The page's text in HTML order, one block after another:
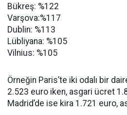
Bükreş: %122
Varşova:%117
Dublin: %113
Lübliyana: %105
Vilnius: %105
Örneğin Paris’te iki odalı bir
2.523 euro iken, asgari ücret
Madrid’de ise kira 1.721 euro,